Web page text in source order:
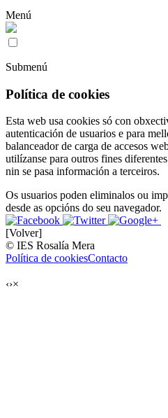
Menú
Submenú
Política de cookies
Esta web usa cookies só con
autenticación de usuarios e para
balanceador de carga de accesos
utilízanse para outros fines
nin se pasa información a terceiros.
Os usuarios poden eliminalos ou
desde as opcións do seu navegador.
[Volver]
© IES Rosalía Mera
Política de cookiesContacto
‹›×